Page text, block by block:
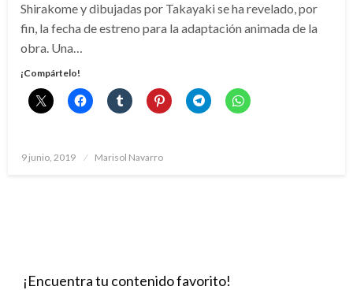
Shirakome y dibujadas por Takayaki se ha revelado, por
fin, la fecha de estreno para la adaptación animada de la
obra. Una…
¡Compártelo!
Publicado
9 junio, 2019 Marisol Navarro
¡Encuentra tu contenido favorito!